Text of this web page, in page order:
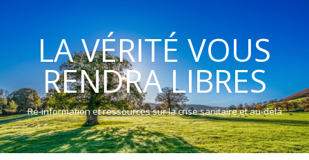
LA VÉRITÉ VOUS
RENDRA LIBRES
Ré-information et ressources sur la crise sanitaire et au-delà